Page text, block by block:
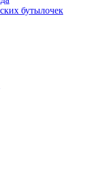
бутылочек